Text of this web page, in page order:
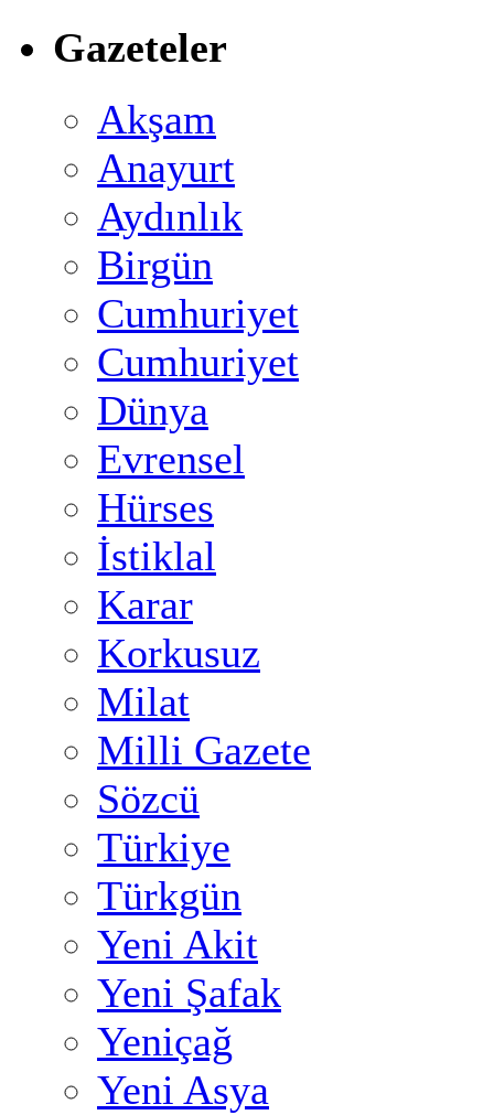
Gazeteler
Akşam
Anayurt
Aydınlık
Birgün
Cumhuriyet
Cumhuriyet
Dünya
Evrensel
Hürses
İstiklal
Karar
Korkusuz
Milat
Milli Gazete
Sözcü
Türkiye
Türkgün
Yeni Akit
Yeni Şafak
Yeniçağ
Yeni Asya